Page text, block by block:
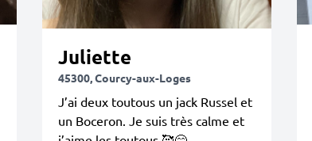
Juliette
45300, Courcy-aux-Loges
J’ai deux toutous un jack Russel et
un Boceron. Je suis très calme et